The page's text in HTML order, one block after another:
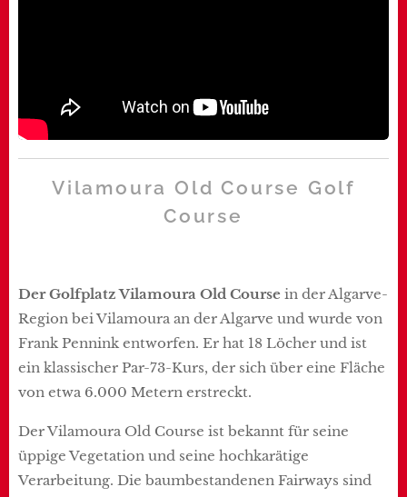
Vilamoura Old Course Golf
Course
Der Golfplatz Vilamoura Old Course in der Algarve-
Region bei Vilamoura an der Algarve und wurde von
Frank Pennink entworfen. Er hat 18 Löcher und ist
ein klassischer Par-73-Kurs, der sich über eine Fläche
von etwa 6.000 Metern erstreckt.
Der Vilamoura Old Course ist bekannt für seine
üppige Vegetation und seine hochkarätige
Verarbeitung. Die baumbestandenen Fairways sind